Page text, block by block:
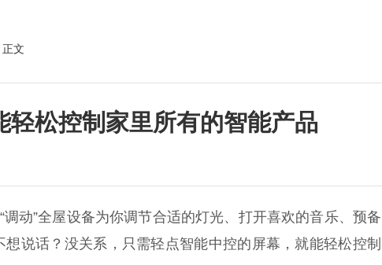
文
松控制家里所有的智能产品
动”全屋设备为你调节合适的灯光、打开喜欢的音乐、预备
说话？没关系，只需轻点智能中控的屏幕，就能轻松控制